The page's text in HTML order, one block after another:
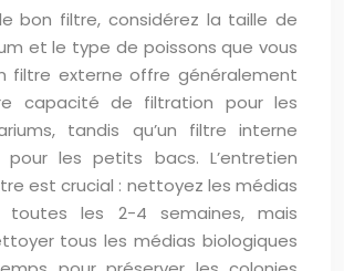
bon filtre, considérez la taille de
et le type de poissons que vous
filtre externe offre généralement
capacité de filtration pour les
tandis qu’un filtre interne
les petits bacs. L’entretien
est crucial : nettoyez les médias
toutes les 2-4 semaines, mais
tous les médias biologiques